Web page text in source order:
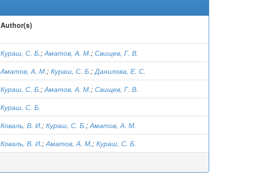
Author(s)
Кураш, С. Б.;Аматов, А. М.; Свищев, Г. В.
Аматов, А. М.; Кураш, С. Б.;Данилова, Е. С.
Кураш, С. Б.;Аматов, А. М.; Свищев, Г. В.
Кураш, С. Б.
Коваль, В. И.; Кураш, С. Б.;Аматов, А. М.
Коваль, В. И.;Аматов, А. М,; Кураш, С. Б.